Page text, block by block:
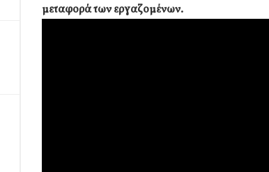
μεταφορά των εργαζομένων.